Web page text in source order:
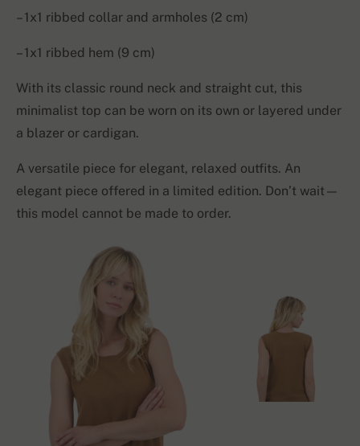
– 1x1 ribbed collar and armholes (2 cm)
– 1x1 ribbed hem (9 cm)
With its classic round neck and straight cut, this
minimalist top can be worn on its own or layered under
a blazer or cardigan.
A versatile piece for elegant, relaxed outfits. An
elegant piece offered in a limited edition. Don’t wait—
this model cannot be made to order.